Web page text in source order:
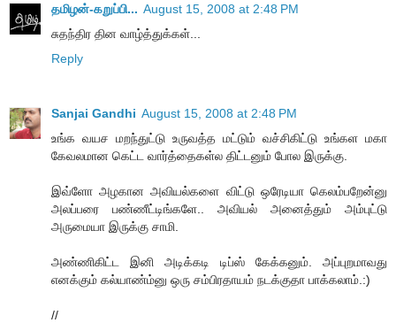
தமிழன்-கறுப்பி... August 15, 2008 at 2:48 PM
சுதந்திர தின வாழ்த்துக்கள்...
Reply
Sanjai Gandhi August 15, 2008 at 2:48 PM
உங்க வயச மறந்துட்டு உருவத்த மட்டும் வச்சிகிட்டு உங்கள மகா
கேவலமான கெட்ட வார்த்தைகள்ல திட்டனும் போல இருக்கு.
இவ்ளோ அழகான அவியல்களை விட்டு ஒரேடியா கெலம்பறேன்னு
அலப்பரை பண்ணீட்டிங்களே.. அவியல் அனைத்தும் அம்புட்டு
அருமையா இருக்கு சாமி.
அண்ணிகிட்ட இனி அடிக்கடி டிப்ஸ் கேக்கனும். அப்புறமாவது
எனக்கும் கல்யாண்ம்னு ஒரு சம்பிரதாயம் நடக்குதா பாக்கலாம்.:)
//